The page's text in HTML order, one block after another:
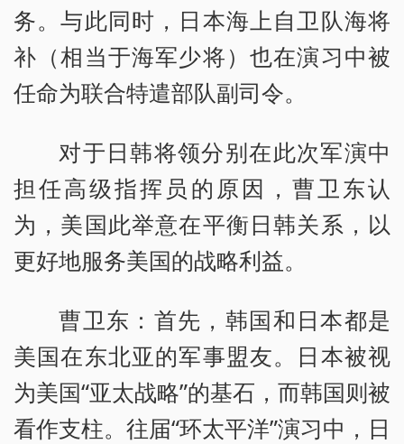
务。与此同时，日本海上自卫队海将
补（相当于海军少将）也在演习中被
任命为联合特遣部队副司令。
对于日韩将领分别在此次军演中
担任高级指挥员的原因，曹卫东认
为，美国此举意在平衡日韩关系，以
更好地服务美国的战略利益。
曹卫东：首先，韩国和日本都是
美国在东北亚的军事盟友。日本被视
为美国“亚太战略”的基石，而韩国则被
看作支柱。往届“环太平洋”演习中，日